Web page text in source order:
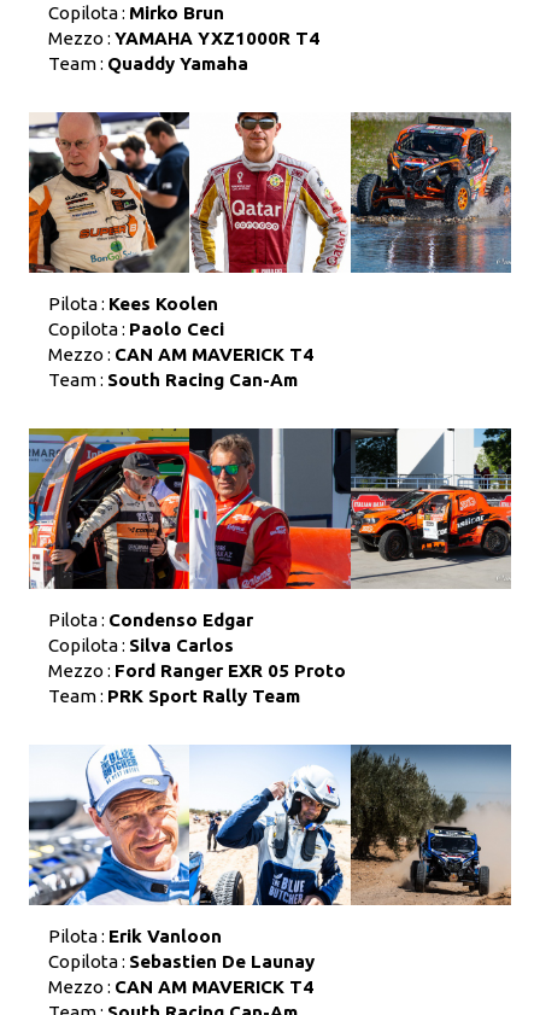
Copilota : Mirko Brun
Mezzo : YAMAHA YXZ1000R T4
Team : Quaddy Yamaha
Pilota : Kees Koolen
Copilota : Paolo Ceci
Mezzo : CAN AM MAVERICK T4
Team : South Racing Can-Am
Pilota : Condenso Edgar
Copilota : Silva Carlos
Mezzo : Ford Ranger EXR 05 Proto
Team : PRK Sport Rally Team
Pilota : Erik Vanloon
Copilota : Sebastien De Launay
Mezzo : CAN AM MAVERICK T4